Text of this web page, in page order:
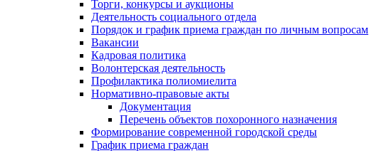
Торги, конкурсы и аукционы
Деятельность социального отдела
Порядок и график приема граждан по личным вопросам
Вакансии
Кадровая политика
Волонтерская деятельность
Профилактика полиомиелита
Нормативно-правовые акты
Документация
Перечень объектов похоронного назначения
Формирование современной городской среды
График приема граждан